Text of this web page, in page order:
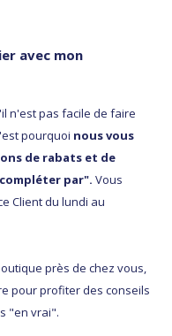
avec mon
n'est pas facile de faire
pourquoi nous vous
de rabats et de
par". Vous
Client du lundi au
près de chez vous,
pour profiter des conseils
"en vrai".